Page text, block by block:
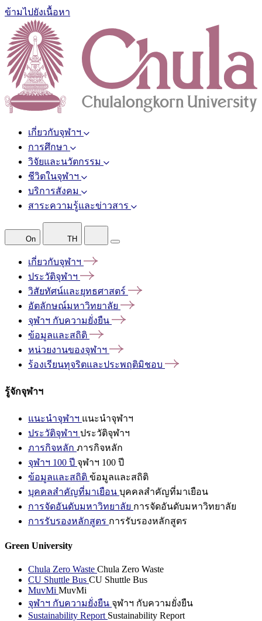
ข้ามไปยังเนื้อหา
เกี่ยวกับจุฬาฯ
การศึกษา
วิจัยและนวัตกรรม
ชีวิตในจุฬาฯ
บริการสังคม
สาระความรู้และข่าวสาร
On TH
เกี่ยวกับจุฬาฯ
ประวัติจุฬาฯ
วิสัยทัศน์และยุทธศาสตร์
อัตลักษณ์มหาวิทยาลัย
จุฬาฯ กับความยั่งยืน
ข้อมูลและสถิติ
หน่วยงานของจุฬาฯ
ร้องเรียนทุจริตและประพฤติมิชอบ
รู้จักจุฬาฯ
แนะนำจุฬาฯ แนะนำจุฬาฯ
ประวัติจุฬาฯ ประวัติจุฬาฯ
ภารกิจหลัก ภารกิจหลัก
จุฬาฯ 100 ปี จุฬาฯ 100 ปี
ข้อมูลและสถิติ ข้อมูลและสถิติ
บุคคลสำคัญที่มาเยือน บุคคลสำคัญที่มาเยือน
การจัดอันดับมหาวิทยาลัย การจัดอันดับมหาวิทยาลัย
การรับรองหลักสูตร การรับรองหลักสูตร
Green University
Chula Zero Waste Chula Zero Waste
CU Shuttle Bus CU Shuttle Bus
MuvMi MuvMi
จุฬาฯ กับความยั่งยืน จุฬาฯ กับความยั่งยืน
Sustainability Report Sustainability Report